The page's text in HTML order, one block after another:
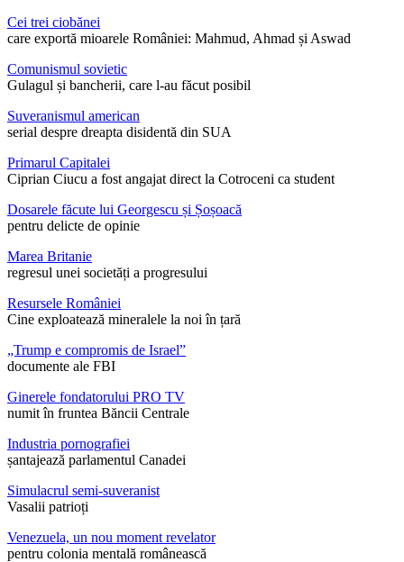
Cei trei ciobănei
care exportă mioarele României: Mahmud, Ahmad și Aswad
Comunismul sovietic
Gulagul și bancherii, care l-au făcut posibil
Suveranismul american
serial despre dreapta disidentă din SUA
Primarul Capitalei
Ciprian Ciucu a fost angajat direct la Cotroceni ca student
Dosarele făcute lui Georgescu și Șoșoacă
pentru delicte de opinie
Marea Britanie
regresul unei societăți a progresului
Resursele României
Cine exploatează mineralele la noi în țară
„Trump e compromis de Israel”
documente ale FBI
Ginerele fondatorului PRO TV
numit în fruntea Băncii Centrale
Industria pornografiei
șantajează parlamentul Canadei
Simulacrul semi-suveranist
Vasalii patrioți
Venezuela, un nou moment revelator
pentru colonia mentală românească